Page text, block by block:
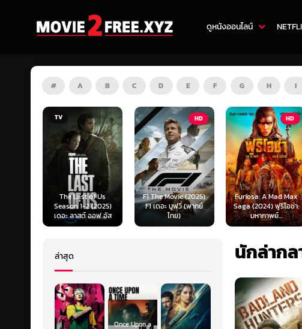
ดูหนังออนไลน์
# A B C D E F G H I
HD
F1 The Movie (2025)
F1 เดอะ มูฟวี่ (พากย์
ไทย)
HD
Furiosa: A Mad Max
Saga (2024) ฟูริโอซ่า:
มหากาพย์...
HD
Predator: Badlands
(2025) พรีเดเตอร์:
แดนเถื่อน...
นักล่าก
ล่าสุด
Once Upon a